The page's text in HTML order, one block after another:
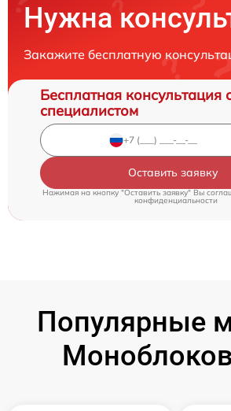
Нужна
Закажите бесплатную
Бесплатная консультация
специалистом
Оставить заявку
Нажимая на кнопку "Оставить заявку" Вы
конфиденциальности
Популярные